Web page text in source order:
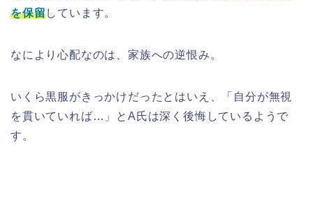
を保留しています。
なにより心配なのは、家族への逆恨み。
いくら黒服がきっかけだったとはいえ、「自分が無視
を貫いていれば…」とA氏は深く後悔しているようで
す。